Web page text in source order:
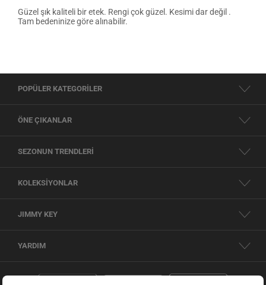
Güzel şık kaliteli bir etek. Rengi çok güzel. Kesimi dar değil .
Tam bedeninize göre alınabilir.
POPÜLER KATEGORİLER
ÖNE ÇIKANLAR
SEZONUN TRENDLERİ
KOLEKSİYONLAR
JIMMY KEY
YARDIM